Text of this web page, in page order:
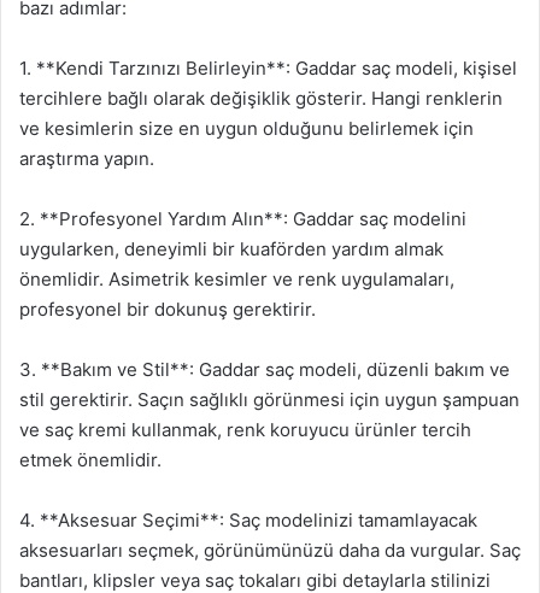
bazı adımlar:
1. **Kendi Tarzınızı Belirleyin**: Gaddar saç modeli, kişisel
tercihlere bağlı olarak değişiklik gösterir. Hangi renklerin
ve kesimlerin size en uygun olduğunu belirlemek için
araştırma yapın.
2. **Profesyonel Yardım Alın**: Gaddar saç modelini
uygularken, deneyimli bir kuaförden yardım almak
önemlidir. Asimetrik kesimler ve renk uygulamaları,
profesyonel bir dokunuş gerektirir.
3. **Bakım ve Stil**: Gaddar saç modeli, düzenli bakım ve
stil gerektirir. Saçın sağlıklı görünmesi için uygun şampuan
ve saç kremi kullanmak, renk koruyucu ürünler tercih
etmek önemlidir.
4. **Aksesuar Seçimi**: Saç modelinizi tamamlayacak
aksesuarları seçmek, görünümünüzü daha da vurgular. Saç
bantları, klipsler veya saç tokaları gibi detaylarla stilinizi